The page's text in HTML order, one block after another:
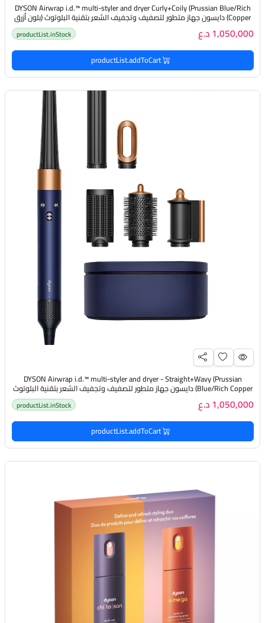
DYSON Airwrap i.d.™️ multi-styler and dryer Curly+Coily (Prussian Blue/Rich
Copper) دايسون جهاز متطور لتصفيف وتجفيف الشعر بتقنية البلوتوث (بلون أزرق
1,050,000 د.ع productList.inStock
productList.addToCart
DYSON Airwrap i.d.™️ multi-styler and dryer - Straight+Wavy (Prussian
Blue/Rich Copper) دايسون جهاز متطور لتصفيف وتجفيف الشعر بتقنية البلوتوث
(بلون أزرق نحاسي) 1,050,000 د.ع productList.inStock
productList.addToCart